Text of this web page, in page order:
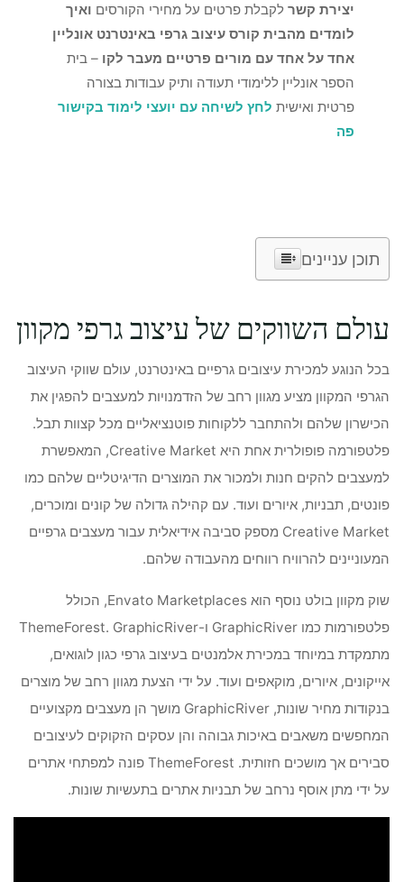
יצירת קשרלקבלת פרטים על מחירי הקורסים ואיך
לומדים מהבית קורס עיצוב גרפי באינטרנט אונליין
אחד על אחד עם מורים פרטיים מעבר לקו – בית
הספר אונליין ללימודי תעודה ותיק עבודות בצורה
פרטית ואישית לחץ לשיחה עם יועצי לימוד בקישור
פה
תוכן עניינים
עולם השווקים של עיצוב גרפי מקוון
בכל הנוגע למכירת עיצובים גרפיים באינטרנט, עולם שווקי העיצוב
הגרפי המקוון מציע מגוון רחב של הזדמנויות למעצבים להפגין את
הכישרון שלהם ולהתחבר ללקוחות פוטנציאליים מכל קצוות תבל.
פלטפורמה פופולרית אחת היא Creative Market, המאפשרת
למעצבים להקים חנות ולמכור את המוצרים הדיגיטליים שלהם כמו
פונטים, תבניות, איורים ועוד. עם קהילה גדולה של קונים ומוכרים,
Creative Market מספק סביבה אידיאלית עבור מעצבים גרפיים
המעוניינים להרוויח רווחים מהעבודה שלהם.
שוק מקוון בולט נוסף הוא Envato Marketplaces, הכולל
פלטפורמות כמו GraphicRiver ו-ThemeForest. GraphicRiver
מתמקדת במיוחד במכירת אלמנטים בעיצוב גרפי כגון לוגואים,
אייקונים, איורים, מוקאפים ועוד. על ידי הצעת מגוון רחב של מוצרים
בנקודות מחיר שונות, GraphicRiver מושך הן מעצבים מקצועיים
המחפשים משאבים באיכות גבוהה והן עסקים הזקוקים לעיצובים
סבירים אך מושכים חזותית. ThemeForest פונה למפתחי אתרים
על ידי מתן אוסף נרחב של תבניות אתרים בתעשיות שונות.